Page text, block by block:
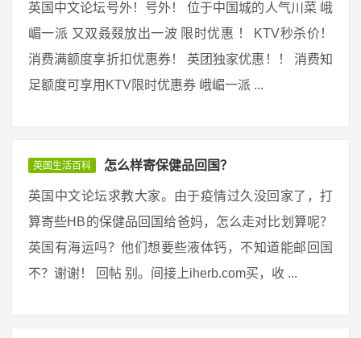
英国中文论坛号外！号外！ 位于中国城的人气川菜 峨
嵋一派 又双叒叕放出一波 限时优惠 ！ KTV秒杀价！
消费满额度享折扣优惠券！ 英团独家优惠！！ 消费知
足额度可享用KTV限时优惠券 峨嵋一派 ...
英国生活百科 怎么样寄保健品回国？
英国中文论坛求教大家。由于疫情过久没回家了，打
算寄些HB的保健品回国给爸妈，怎么走对比划算呢？
英国有海运吗？他们想要些液体钙，不知道能邮回国
不？谢谢！ 回帖 别。间接上iherb.com买，收 ...